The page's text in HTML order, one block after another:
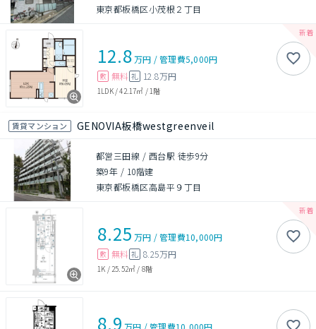
東京都板橋区小茂根２丁目
12.8万円 /管理費5,000円
敷 無料 礼 12.8万円
1LDK/42.17㎡ / 1階
賃貸マンション GENOVIA板橋westgreenveil
都営三田線 / 西台駅 徒歩9分
築9年 / 10階建
東京都板橋区高島平９丁目
8.25 万円 /管理費10,000円
敷 無料 礼 8.25万円
1K / 25.52㎡ / 8階
8.9 万円 /管理費10,000円